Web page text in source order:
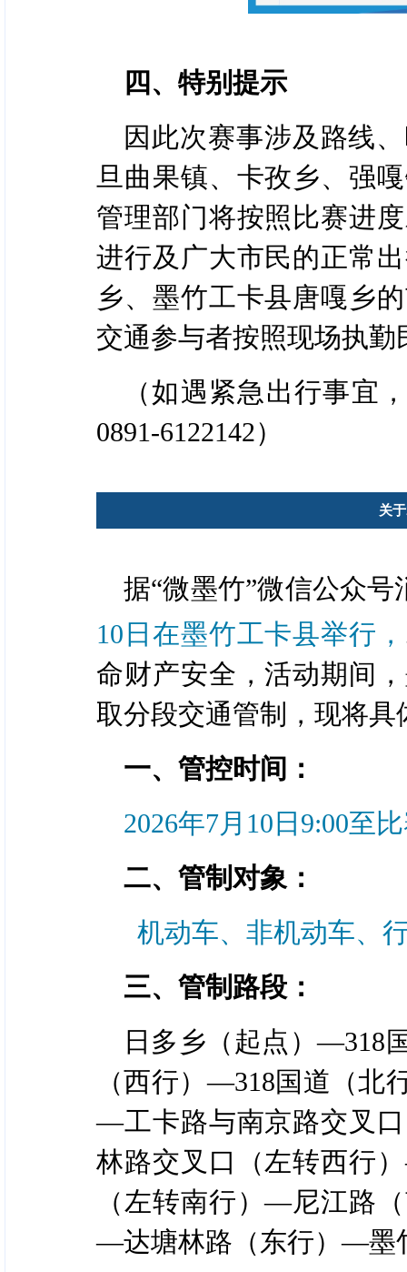
四、特别提示
因此次赛事涉及路线
旦曲果镇、卡孜乡、强
管理部门将按照比赛进
进行及广大市民的正常
乡、墨竹工卡县唐嘎乡
交通参与者按照现场执
（如遇紧急出行事宜
0891-6122142）
关
据“微墨竹”微信公众号
10日在墨竹工卡县举行，
命财产安全，活动期间
取分段交通管制，现将具
一、管控时间：
2026年7月10日9:00至
二、管制对象：
机动车、非机动车、
三、管制路段：
日多乡（起点）—318
（西行）—318国道（
—工卡路与南京路交叉
林路交叉口（左转西行
（左转南行）—尼江路
—达塘林路（东行）—墨